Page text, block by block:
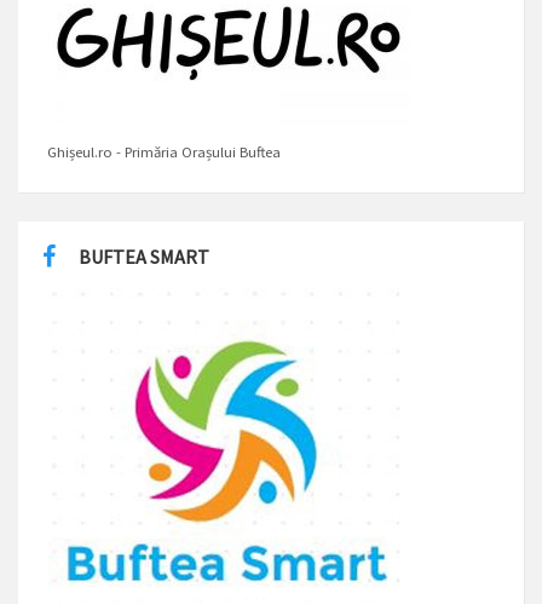
Ghișeul.ro - Primăria Orașului Buftea
BUFTEA SMART